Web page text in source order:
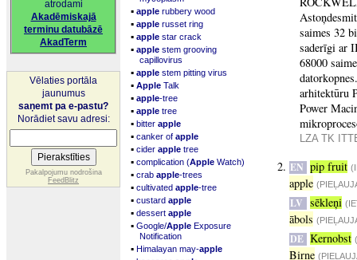
atrodami
Akadēmiskajā
terminu datubāzē
AkadTerm
Vēlaties portāla
jaunumus
saņemt pa e-pastu?
Norādiet savu adresi:
Pakalpojumu nodrošina
FeedBlitz
▪ apple rubbery wood
▪ apple russet ring
▪ apple star crack
▪ apple stem grooving
capillovirus
▪ apple stem pitting virus
▪ Apple Talk
▪ apple-tree
▪ apple tree
▪ bitter apple
▪ canker of apple
▪ cider apple tree
▪ complication (Apple Watch)
▪ crab apple-trees
▪ cultivated apple-tree
▪ custard apple
▪ dessert apple
▪ Google/Apple Exposure
Notification
▪ Himalayan may-apple
saimes 32
saderīgi ar
68000
arhitektūru
Power
LZA TK
EN pip fruit
apple
LV sēkleņi
ābols
DE Kernobst
Birne